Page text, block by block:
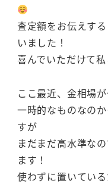
査定額をお伝えす
いました！
喜んでいただけて
ここ最近、金相場
一時的なものなの
すが
まだまだ高水準な
ます！
使わずに置いてい